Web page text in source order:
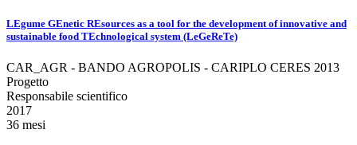
LEgume GEnetic REsources as a tool for the development of innovative and
sustainable food TEchnological system (LeGeReTe)
CAR_AGR - BANDO AGROPOLIS - CARIPLO CERES 2013
Progetto
Responsabile scientifico
2017
36 mesi